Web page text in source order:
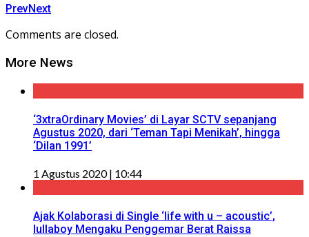
PrevNext
Comments are closed.
More News
‘3xtraOrdinary Movies’ di Layar SCTV sepanjang
Agustus 2020, dari ‘Teman Tapi Menikah’, hingga
‘Dilan 1991’
1 Agustus 2020 | 10:44
Ajak Kolaborasi di Single ‘life with u – acoustic’,
lullaboy Mengaku Penggemar Berat Raissa